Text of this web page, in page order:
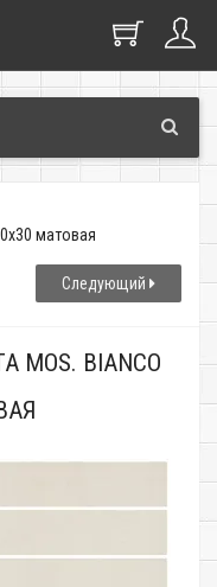
матовая
Следующий
MOS. BIANCO